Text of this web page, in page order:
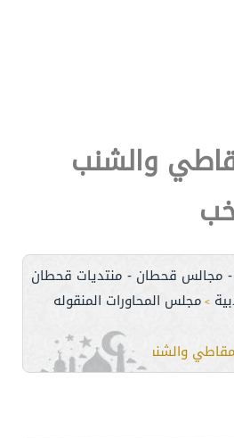
والشنب
مجالس قحطان - منتديات قحطان
> مجلس المحاورات المنقوله
والشنب في قاف صاخب